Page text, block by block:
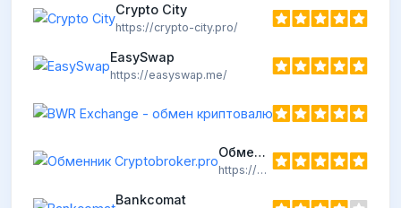
Crypto City
https://crypto-city.pro/
EasySwap
https://easyswap.me/
Обменник Cryptobroker.pro
https://cryptobroker.pro
Bankcomat